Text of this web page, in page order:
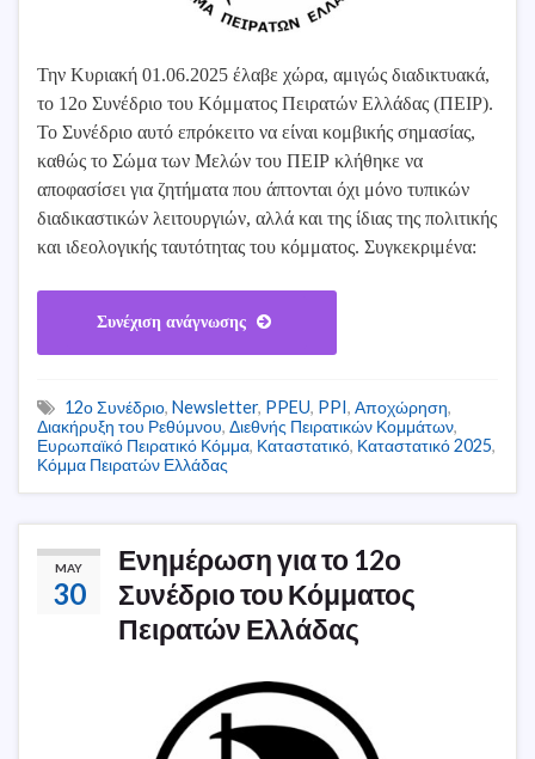
Την Κυριακή 01.06.2025 έλαβε χώρα, αμιγώς διαδικτυακά,
το 12ο Συνέδριο του Κόμματος Πειρατών Ελλάδας (ΠΕΙΡ).
Το Συνέδριο αυτό επρόκειτο να είναι κομβικής σημασίας,
καθώς το Σώμα των Μελών του ΠΕΙΡ κλήθηκε να
αποφασίσει για ζητήματα που άπτονται όχι μόνο τυπικών
διαδικαστικών λειτουργιών, αλλά και της ίδιας της πολιτικής
και ιδεολογικής ταυτότητας του κόμματος. Συγκεκριμένα:
Συνέχιση ανάγνωσης
12ο Συνέδριο, Newsletter, PPEU, PPI, Αποχώρηση,
Διακήρυξη του Ρεθύμνου, Διεθνής Πειρατικών Κομμάτων,
Ευρωπαϊκό Πειρατικό Κόμμα, Καταστατικό, Καταστατικό 2025,
Κόμμα Πειρατών Ελλάδας
MAY
30
Ενημέρωση για το 12ο
Συνέδριο του Κόμματος
Πειρατών Ελλάδας